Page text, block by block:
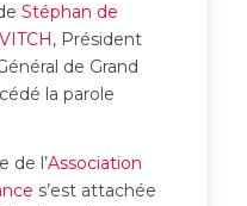
Stéphan de
, Président
de Grand
la parole
de l’Association
s’est attachée